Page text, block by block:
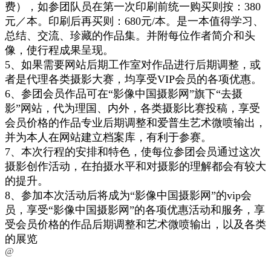
费），如参团队员在第一次印刷前统一购买则按：380
元／本。 印刷后再买则：680元/本。 是一本值得学习、
总结、交流、珍藏的作品集。 并附每位作者简介和头
像 ，使行程成果呈现。
5、如果需要网站后期工作室对作品进行后期调整 ，或
者是代理各类摄影大赛，均享受VIP会员的各项优惠。
6、参团会员作品可在“影像中国摄影网 ”旗下“去摄
影”网站， 代为理国、内外，各类摄影比赛投稿，享受
会员价格的作品专业后期调整和爱普生艺术微喷输出，
并为本人在网站建立档案库，有利于参赛。
7、本次行程的安排和特色， 使每位参团会员通过这次
摄影创作活动， 在拍摄水平和对摄影的理解都会有较大
的提升。
8、参加本次活动后将成为“影像中国摄影网 ”的vip会
员，享受“影像中国摄影网 ”的各项优惠活动和 服务 ，享
受会员价格的作品后期调整和艺术微喷输出 ，以及各类
的展览
@